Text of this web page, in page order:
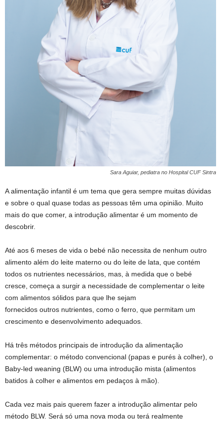
Sara Aguiar, pediatra no Hospital CUF Sintra
A alimentação infantil é um tema que gera sempre muitas dúvidas
e sobre o qual quase todas as pessoas têm uma opinião. Muito
mais do que comer, a introdução alimentar é um momento de
descobrir.
Até aos 6 meses de vida o bebé não necessita de nenhum outro
alimento além do leite materno ou do leite de lata, que contém
todos os nutrientes necessários, mas, à medida que o bebé
cresce, começa a surgir a necessidade de complementar o leite
com alimentos sólidos para que lhe sejam
fornecidos outros nutrientes, como o ferro, que permitam um
crescimento e desenvolvimento adequados.
Há três métodos principais de introdução da alimentação
complementar: o método convencional (papas e purés à colher), o
Baby-led weaning (BLW) ou uma introdução mista (alimentos
batidos à colher e alimentos em pedaços à mão).
Cada vez mais pais querem fazer a introdução alimentar pelo
método BLW. Será só uma nova moda ou terá realmente